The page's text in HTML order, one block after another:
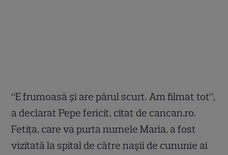
“E frumoasă şi are părul scurt. Am filmat tot”,
a declarat Pepe fericit, citat de cancan.ro.
Fetiţa, care va purta numele Maria, a fost
vizitată la spital de către naşii de cununie ai